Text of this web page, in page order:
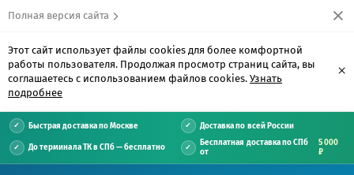
Полная версия сайта
Этот сайт использует файлы cookies для более комфортной
работы пользователя. Продолжая просмотр страниц сайта, вы
соглашаетесь с использованием файлов cookies. Узнать
подробнее
×
Быстрая доставка по Москве Доставка по всей России
До терминала ТК в СПб — бесплатно
Бесплатная доставка по СПб
от
5 000
₽